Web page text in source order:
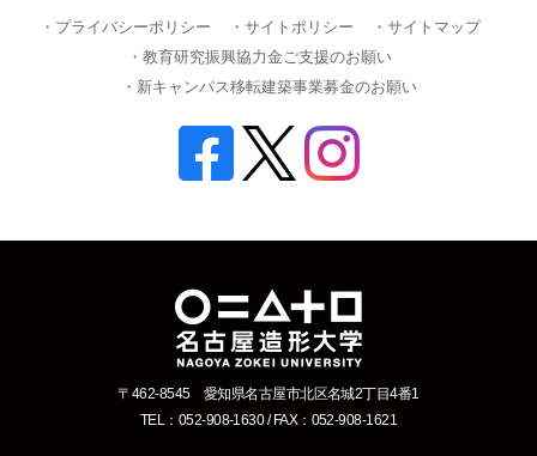
・プライバシーポリシー ・サイトポリシー
・サイトマップ
・教育研究振興協力金ご支援のお願い
・新キャンパス移転建築事業募金のお願い
〒462-8545 愛知県名古屋市北区名城2丁目4番1
TEL：052-908-1630 / FAX：052-908-1621